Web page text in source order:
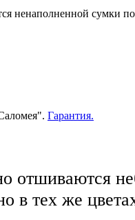
ненаполненной сумки
Гарантия.
отшиваются
в тех же